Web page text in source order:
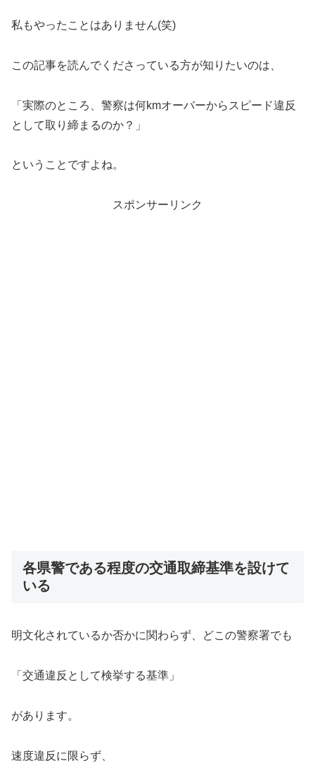
私もやったことはありません(笑)
この記事を読んでくださっている方が知りたいのは、
「実際のところ、警察は何kmオーバーからスピード違反
として取り締まるのか？」
ということですよね。
スポンサーリンク
各県警である程度の交通取締基準を設けて
いる
明文化されているか否かに関わらず、どこの警察署でも
「交通違反として検挙する基準」
があります。
速度違反に限らず、